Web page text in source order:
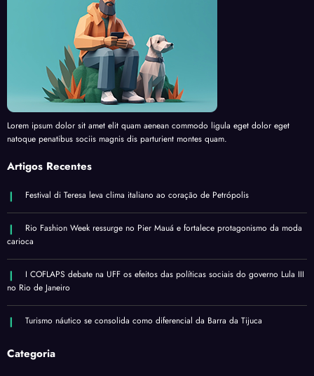
Lorem ipsum dolor sit amet elit quam aenean commodo ligula eget dolor eget
natoque penatibus sociis magnis dis parturient montes quam.
Artigos Recentes
Festival di Teresa leva clima italiano ao coração de Petrópolis
Rio Fashion Week ressurge no Pier Mauá e fortalece protagonismo da moda
carioca
I COFLAPS debate na UFF os efeitos das políticas sociais do governo Lula III
no Rio de Janeiro
Turismo náutico se consolida como diferencial da Barra da Tijuca
Categoria